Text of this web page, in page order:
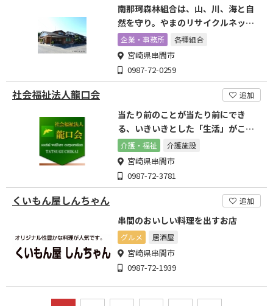
南那珂森林組合は、山、川、海と自
然を守り。やまのリサイクルネット
ワークを目指します
企業・事務所 各種組合
宮崎県串間市
0987-72-0259
社会福祉法人龍口会 追加
当たり前のことが当たり前にでき
る、いきいきとした「生活」がここ
にある
介護・福祉 介護施設
宮崎県串間市
0987-72-3781
くいもん屋しんちゃん 追加
串間のおいしい料理を出すお店
グルメ 居酒屋
宮崎県串間市
0987-72-1939